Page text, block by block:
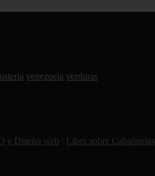
venezuela verduras
y Diseño web Libro sobre Cabañuelas